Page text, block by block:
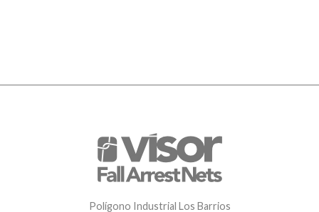
Polígono Industrial Los Barrios